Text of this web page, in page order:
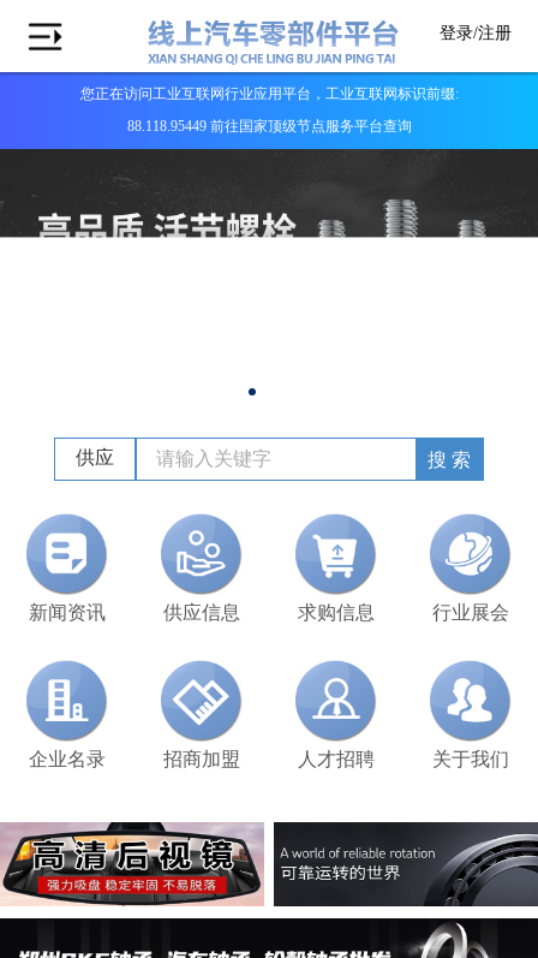
登录/注册
您正在访问工业互联网行业应用平台，工业互联网标识前缀:
88.118.95449 前往国家顶级节点服务平台查询
供应 搜 索
新闻资讯 供应信息 求购信息 行业展会
企业名录 招商加盟 人才招聘 关于我们